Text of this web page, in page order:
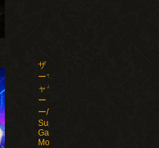
ザ・スーパ
ーマリオギ
ャラクシ
ー・ムービ
ー/The
Super Mario
Galaxy
Movie(2026)